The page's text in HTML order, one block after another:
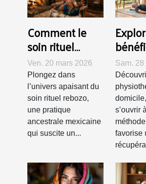
Comment le
soin rituel
rebozo favorise
le bien-être et
la détente ?
Ven. 20 mars 2026
Plongez dans
l’univers apaisant du
soin rituel rebozo,
une pratique
ancestrale mexicaine
qui suscite un...
à
la
rapide
Sam.
s’ouvrir
favorise